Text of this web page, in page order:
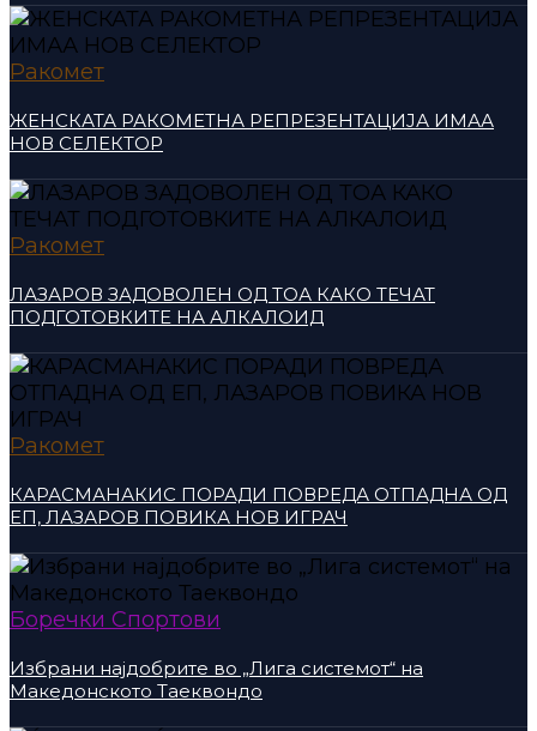
Ракомет
ЖЕНСКАТА РАКОМЕТНА РЕПРЕЗЕНТАЦИЈА ИМАА
НОВ СЕЛЕКТОР
Ракомет
ЛАЗАРОВ ЗАДОВОЛЕН ОД ТОА КАКО ТЕЧАТ
ПОДГОТОВКИТЕ НА АЛКАЛОИД
Ракомет
КАРАСМАНАКИС ПОРАДИ ПОВРЕДА ОТПАДНА ОД
ЕП, ЛАЗАРОВ ПОВИКА НОВ ИГРАЧ
Боречки Спортови
Избрани најдобрите во „Лига системот“ на
Македонското Таеквондо